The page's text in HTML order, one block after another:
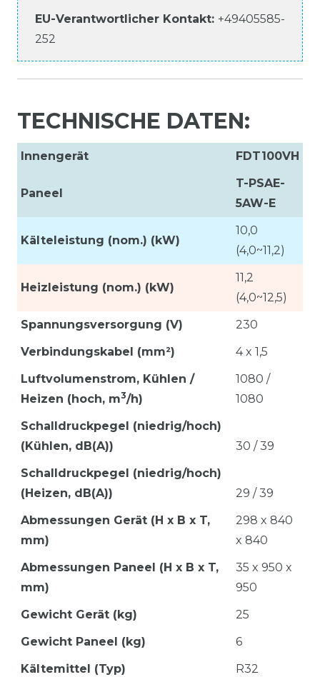
EU-Verantwortlicher Kontakt: +49405585-
252
TECHNISCHE DATEN:
Innengerät FDT100VH
Paneel
T-PSAE-
5AW-E
Kälteleistung (nom.) (kW)
10,0
(4,0~11,2)
Heizleistung (nom.) (kW)
11,2
(4,0~12,5)
Spannungsversorgung (V)
230
Verbindungskabel (mm²)
4 x 1,5
Luftvolumenstrom, Kühlen /
Heizen (hoch, m3/h)
1080 /
1080
Schalldruckpegel (niedrig/hoch)
(Kühlen, dB(A))
30 / 39
Schalldruckpegel (niedrig/hoch)
(Heizen, dB(A))
29 / 39
Abmessungen Gerät (H x B x T,
mm)
298 x 840
x 840
Abmessungen Paneel (H x B x T,
mm)
35 x 950 x
950
Gewicht Gerät (kg)
25
Gewicht Paneel (kg)
6
Kältemittel (Typ)
R32